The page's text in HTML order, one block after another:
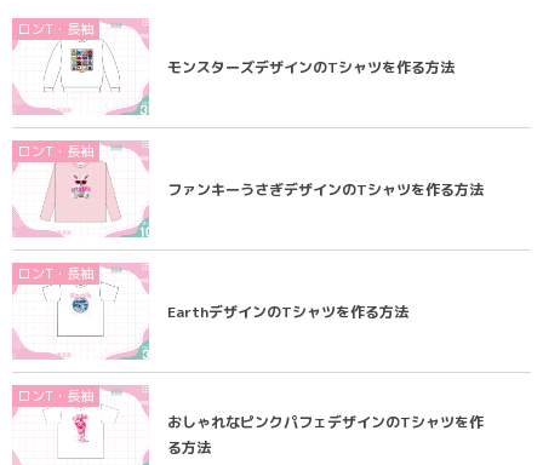
ロンT・長袖
モンスターズデザインのTシャツを作る方法
ロンT・長袖
ファンキーうさぎデザインのTシャツを作る方法
ロンT・長袖
EarthデザインのTシャツを作る方法
ロンT・長袖
おしゃれなピンクパフェデザインのTシャツを作
る方法